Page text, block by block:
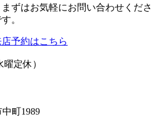
ずはお気軽にお問い合わせくださ
。
予約はこちら
曜定休）
町1989